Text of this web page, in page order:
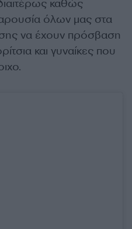
καθώς
όλων μας στα
να έχουν πρόσβαση
και γυναίκες που